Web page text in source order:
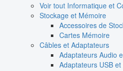
Voir tout Informatique et
Stockage et Mémoire
Accessoires de
Cartes Mémoire
Câbles et Adaptateurs
Adaptateurs Audio
Adaptateurs USB